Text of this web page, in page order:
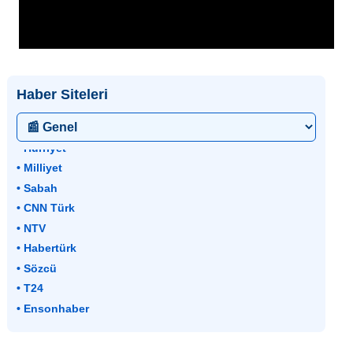
Haber Siteleri
• Hürriyet
• Milliyet
• Sabah
• CNN Türk
• NTV
• Habertürk
• Sözcü
• T24
• Ensonhaber